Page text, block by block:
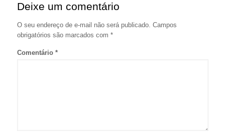
Deixe um comentário
O seu endereço de e-mail não será publicado. Campos
obrigatórios são marcados com *
Comentário *